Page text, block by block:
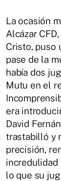
La ocasión
Alcázar
Cristo, puso
pase de la
había dos
Mutu en el
era
David
trastabilló y
precisión,
incredulidad
lo que su